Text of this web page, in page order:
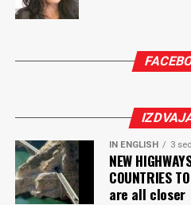
IN ENGLISH 3
NEW
COUNTRIES
are all closer